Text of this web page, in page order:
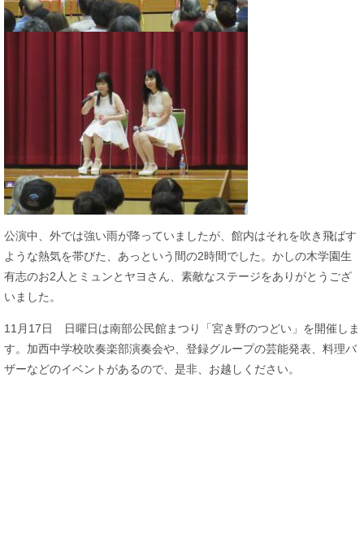
公演中、外では強い雨が降っていましたが、館内はそれを吹き飛ばす
ような熱気を帯びた、あっという間の2時間でした。かしの木学園生
有志のお2人とミュンとヤヨさん、素敵なステージをありがとうござ
いました。
11月17日 日曜日は南部公民館まつり「宮き野のつどい」を開催しま
す。加西中学校吹奏楽部演奏会や、登録グループの芸能発表、料理バ
ザーなどのイベントがあるので、是非、お越しください。